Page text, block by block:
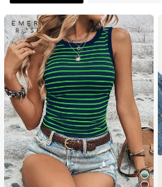
4.89 323K Seguidores
4.89 323K Seguidores
4.89 323K Seguidores
4.89 323K Seguidores